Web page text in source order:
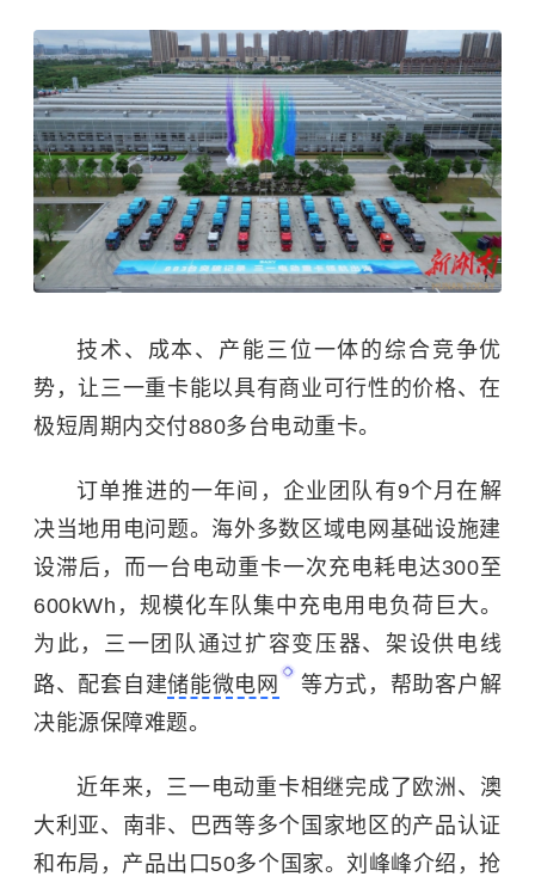
技术、成本、产能三位一体的综合竞争优
势，让三一重卡能以具有商业可行性的价格、在
极短周期内交付880多台电动重卡。
订单推进的一年间，企业团队有9个月在解
决当地用电问题。海外多数区域电网基础设施建
设滞后，而一台电动重卡一次充电耗电达300至
600kWh，规模化车队集中充电用电负荷巨大。
为此，三一团队通过扩容变压器、架设供电线
路、配套自建储能微电网
等方式，帮助客户解
决能源保障难题。
近年来，三一电动重卡相继完成了欧洲、澳
大利亚、南非、巴西等多个国家地区的产品认证
和布局，产品出口50多个国家。刘峰峰介绍，抢